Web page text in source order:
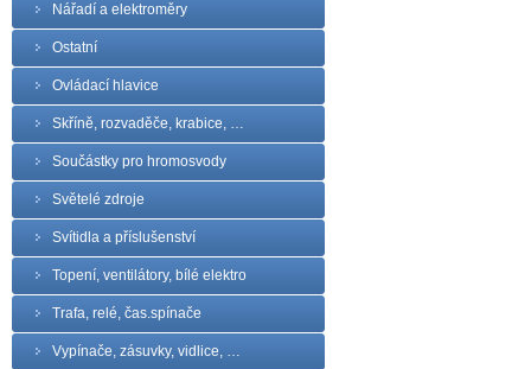
Nářadí a elektroměry
Ostatní
Ovládací hlavice
Skříně, rozvaděče, krabice, …
Součástky pro hromosvody
Světelé zdroje
Svítidla a příslušenství
Topení, ventilátory, bílé elektro
Trafa, relé, čas.spínače
Vypínače, zásuvky, vidlice, …